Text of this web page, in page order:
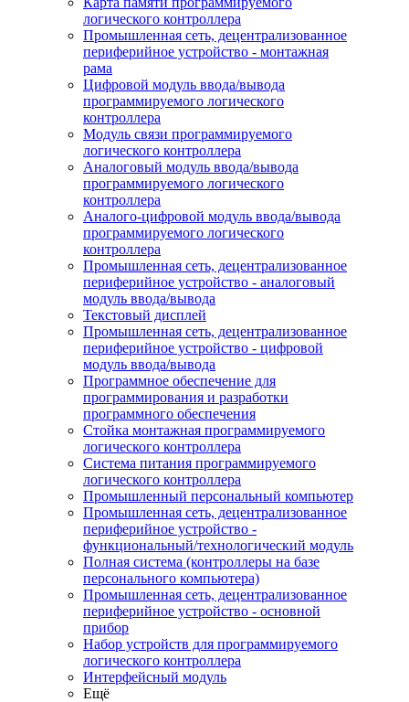
логического контроллера
Промышленная сеть, децентрализованное
периферийное устройство - монтажная
рама
Цифровой модуль ввода/вывода
программируемого логического
контроллера
Модуль связи программируемого
логического контроллера
Аналоговый модуль ввода/вывода
программируемого логического
контроллера
Аналого-цифровой модуль ввода/вывода
программируемого логического
контроллера
Промышленная сеть, децентрализованное
периферийное устройство - аналоговый
модуль ввода/вывода
Текстовый дисплей
Промышленная сеть, децентрализованное
периферийное устройство - цифровой
модуль ввода/вывода
Программное обеспечение для
программирования и разработки
программного обеспечения
Стойка монтажная программируемого
логического контроллера
Система питания программируемого
логического контроллера
Промышленный персональный компьютер
Промышленная сеть, децентрализованное
периферийное устройство -
функциональный/технологический модуль
Полная система (контроллеры на базе
персонального компьютера)
Промышленная сеть, децентрализованное
периферийное устройство - основной
прибор
Набор устройств для программируемого
логического контроллера
Интерфейсный модуль
Ещё